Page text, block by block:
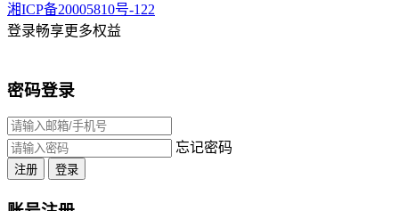
湘ICP备20005810号-122
登录畅享更多权益
密码登录
忘记密码
注册 登录